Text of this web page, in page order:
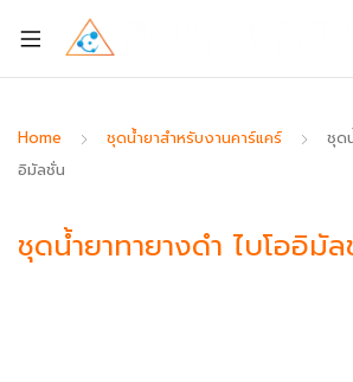
Home ชุดน้ำยาสำหรับงานคาร์แคร์
ชุด
อิมัลชั่น
ชุดน้ำยาทายางดำ ไบโออิมั